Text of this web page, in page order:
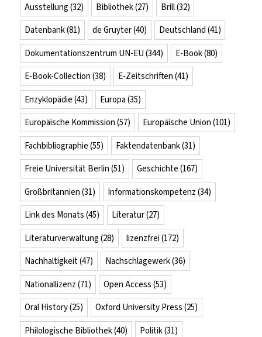
Ausstellung (32) Bibliothek(27) Brill(32)
Datenbank(81) de Gruyter(40) Deutschland (41)
Dokumentationszentrum UN-EU (344) E-Book(80)
E-Book-Collection (38) E-Zeitschriften (41)
Enzyklopädie (43) Europa (35)
Europäische Kommission (57) Europäische Union (101)
Fachbibliographie (55) Faktendatenbank(31)
Freie Universität Berlin (51) Geschichte (167)
Großbritannien (31) Informationskompetenz (34)
Link des Monats (45) Literatur(27)
Literaturverwaltung (28) lizenzfrei (172)
Nachhaltigkeit(47) Nachschlagewerk(36)
Nationallizenz (71) Open Access (53)
Oral History(25) Oxford University Press (25)
Philologische Bibliothek(40) Politik(31)